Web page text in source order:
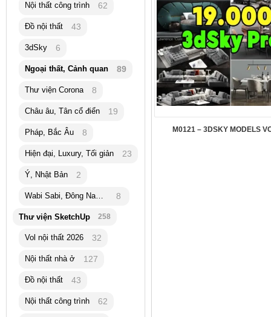
M0121 – 3DSKY MODELS
Nội thất công trình 62
Đồ nội thất 43
3dSky 6
Ngoại thất, Cảnh quan 89
Thư viện Corona 8
Châu âu, Tân cổ điển 19
Pháp, Bắc Âu 8
Hiện đại, Luxury, Tối giản 23
Ý, Nhật Bản 2
Wabi Sabi, Đông Nam Á 8
Thư viện SketchUp 258
Vol nội thất 2026 32
Nội thất nhà ở 127
Đồ nội thất 43
Nội thất công trình 62